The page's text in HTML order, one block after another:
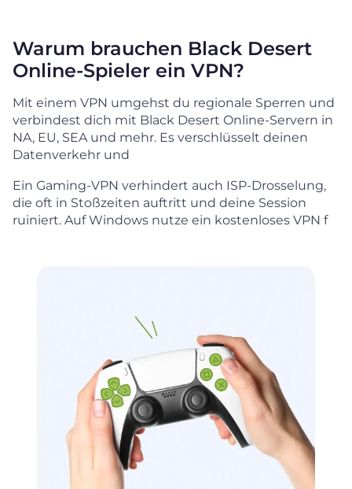
Warum brauchen Black Desert
Online-Spieler ein VPN?
Mit einem VPN umgehst du regionale Sperren und
verbindest dich mit Black Desert Online-Servern in
NA, EU, SEA und mehr. Es verschlüsselt deinen
Datenverkehr und
Ein Gaming-VPN verhindert auch ISP-Drosselung,
die oft in Stoßzeiten auftritt und deine Session
ruiniert. Auf Windows nutze ein kostenloses VPN f